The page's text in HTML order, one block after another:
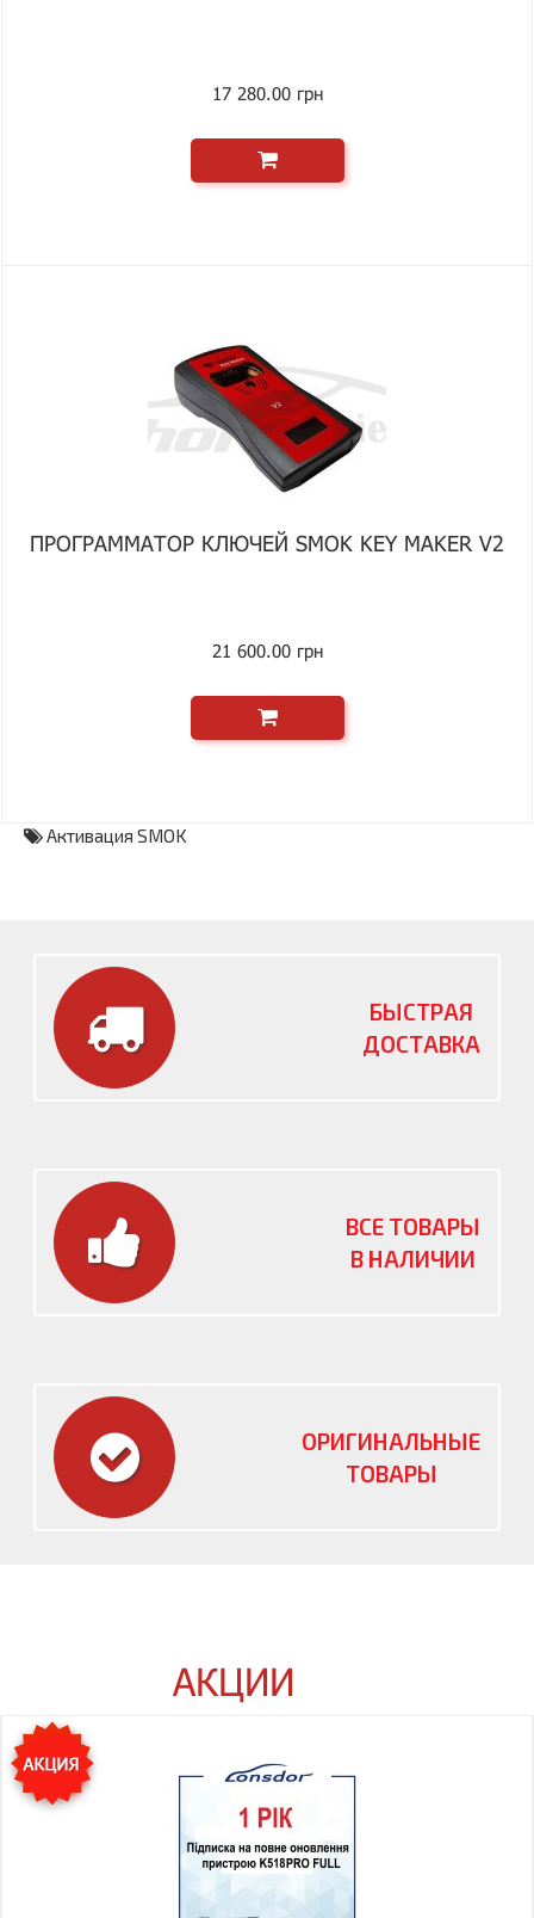
17 280.00 грн
ПРОГРАММАТОР КЛЮЧЕЙ SMOK KEY MAKER V2
21 600.00 грн
Активация SMOK
БЫСТРАЯ
ДОСТАВКА
ВСЕ ТОВАРЫ
В НАЛИЧИИ
ОРИГИНАЛЬНЫЕ
ТОВАРЫ
АКЦИИ